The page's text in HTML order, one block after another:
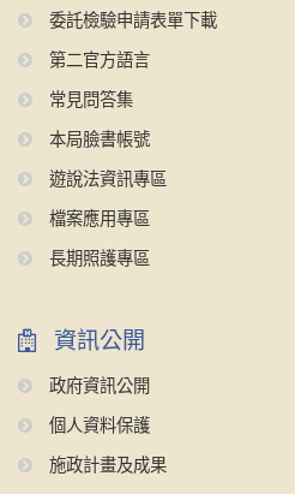
委託檢驗申請表單下載
第二官方語言
常見問答集
本局臉書帳號
遊說法資訊專區
檔案應用專區
長期照護專區
資訊公開
政府資訊公開
個人資料保護
施政計畫及成果